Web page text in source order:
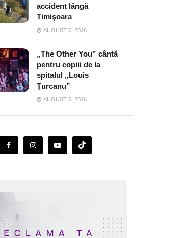
accident lângă
Timişoara
AUGUST 5, 2026
„The Other You” cântă
pentru copiii de la
spitalul „Louis
Țurcanu”
AUGUST 5, 2026